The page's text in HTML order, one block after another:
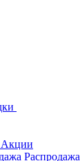
Акции
Распродажа